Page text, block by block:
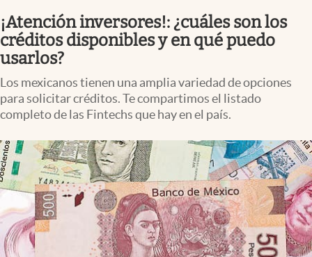
Pc y celular
Vida y estilo
Tv
Clima
Espiritualidad
Mediakit
abre en nueva pestaña
México
¡Atención inversores!: ¿cuáles son los
créditos disponibles y en qué puedo
usarlos?
Los mexicanos tienen una amplia variedad de opciones
para solicitar créditos. Te compartimos el listado
completo de las Fintechs que hay en el país.